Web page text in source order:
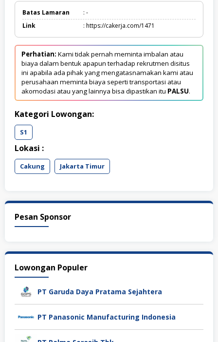
Batas Lamaran
: -
Link
: https://cakerja.com/1471
Perhatian: Kami tidak pernah meminta imbalan atau
biaya dalam bentuk apapun terhadap rekrutmen disitus
ini apabila ada pihak yang mengatasnamakan kami atau
perusahaan meminta biaya seperti transportasi atau
akomodasi atau yang lainnya bisa dipastikan itu PALSU.
Kategori Lowongan:
S1
Lokasi :
Cakung Jakarta Timur
Pesan Sponsor
Lowongan Populer
PT Garuda Daya Pratama Sejahtera
PT Panasonic Manufacturing Indonesia